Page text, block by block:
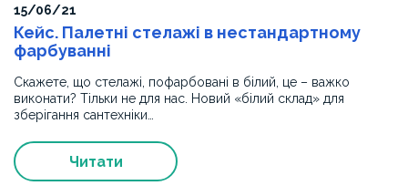
15/06/21
Кейс. Палетні стелажі в нестандартному
фарбуванні
Скажете, що стелажі, пофарбовані в білий, це – важко
виконати? Тільки не для нас. Новий «білий склад» для
зберігання сантехніки…
Читати